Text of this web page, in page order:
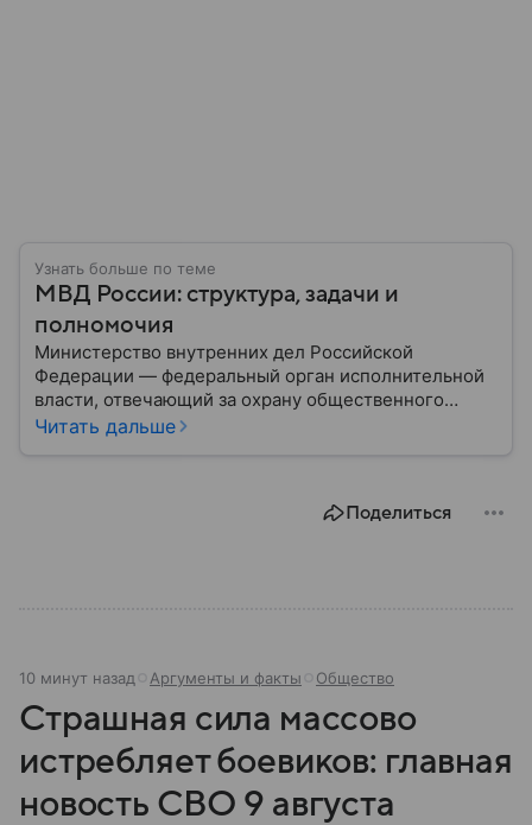
Узнать больше по теме
МВД России: структура, задачи и
полномочия
Министерство внутренних дел Российской
Федерации — федеральный орган исполнительной
власти, отвечающий за охрану общественного
порядка, борьбу с преступностью, обеспечение
России, какие задачи выполняет министерство, как
Читать дальше
Поделиться
10 минут назад Аргументы и факты Общество
Страшная сила массово
истребляет боевиков: главная
новость СВО 9 августа